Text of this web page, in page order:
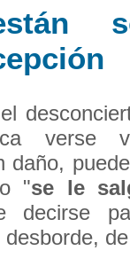
verse
daño,
"se le
decirse